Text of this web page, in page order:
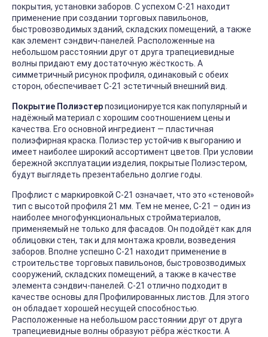
покрытия, установки заборов. С успехом С-21 находит
применение при создании торговых павильонов,
быстровозводимых зданий, складских помещений, а также
как элемент сэндвич-панелей. Расположенные на
небольшом расстоянии друг от друга трапециевидные
волны придают ему достаточную жёсткость. А
симметричный рисунок профиля, одинаковый с обеих
сторон, обеспечивает С-21 эстетичный внешний вид.
Покрытие Полиэстерпозиционируется как популярный и
надёжный материал с хорошим соотношением цены и
качества. Его основной ингредиент — пластичная
полиэфирная краска. Полиэстер устойчив к выгоранию и
имеет наиболее широкий ассортимент цветов. При условии
бережной эксплуатации изделия, покрытые Полиэстером,
будут выглядеть презентабельно долгие годы.
Профлист с маркировкой С-21 означает, что это «стеновой»
тип с высотой профиля 21 мм. Тем не менее, С-21 – один из
наиболее многофункциональных стройматериалов,
применяемый не только для фасадов. Он подойдёт как для
облицовки стен, так и для монтажа кровли, возведения
заборов. Вполне успешно С-21 находит применение в
строительстве торговых павильонов, быстровозводимых
сооружений, складских помещений, а также в качестве
элемента сэндвич-панелей. С-21 отлично подходит в
качестве основы для Профилированных листов. Для этого
он обладает хорошей несущей способностью.
Расположенные на небольшом расстоянии друг от друга
трапециевидные волны образуют рёбра жёсткости. А